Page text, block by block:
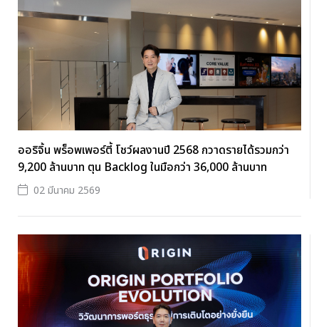
ออริจิ้น พร็อพเพอร์ตี้ โชว์ผลงานปี 2568 กวาดรายได้รวมกว่า
9,200 ล้านบาท ตุน Backlog ในมือกว่า 36,000 ล้านบาท
02 มีนาคม 2569